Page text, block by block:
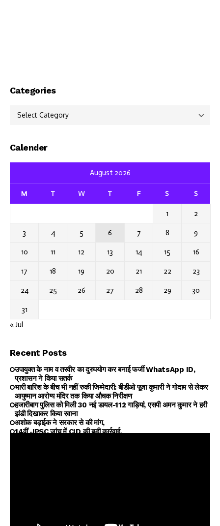
Categories
Categories
Calender
August 2026
M T W T F S S
1 2
3 4 5 6 7 8 9
10 11 12 13 14 15 16
17 18 19 20 21 22 23
24 25 26 27 28 29 30
31
« Jul
Recent Posts
उपायुक्त के नाम व तस्वीर का दुरुपयोग कर बनाई फर्जी WhatsApp ID,
प्रशासन ने किया सतर्क
भारी बारिश के बीच भी नहीं रुकी जिम्मेदारी: बीडीओ पूजा कुमारी ने गोदाम से लेकर
आयुष्मान आरोग्य मंदिर तक किया औचक निरीक्षण
हजारीबाग पुलिस को मिली 30 नई डायल-112 गाड़ियां, एसपी अमन कुमार ने हरी
झंडी दिखाकर किया रवाना
अशोक बड़ाईक ने सरकार से की मांग,
14वीं JPSC जांच में CID की बड़ी कार्रवाई,